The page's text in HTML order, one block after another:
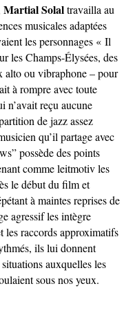
Martial Solaltravailla au
musicales adaptées
les personnages « Il
les Champs-Élysées, des
alto ou vibraphone – pour
à rompre avec toute
n’avait reçu aucune
de jazz assez
qu’il partage avec
possède des points
comme leitmotiv les
le début du film et
à maintes reprises de
agressif les intègre
les raccords approximatifs
ils lui donnent
auxquelles les
sous nos yeux.